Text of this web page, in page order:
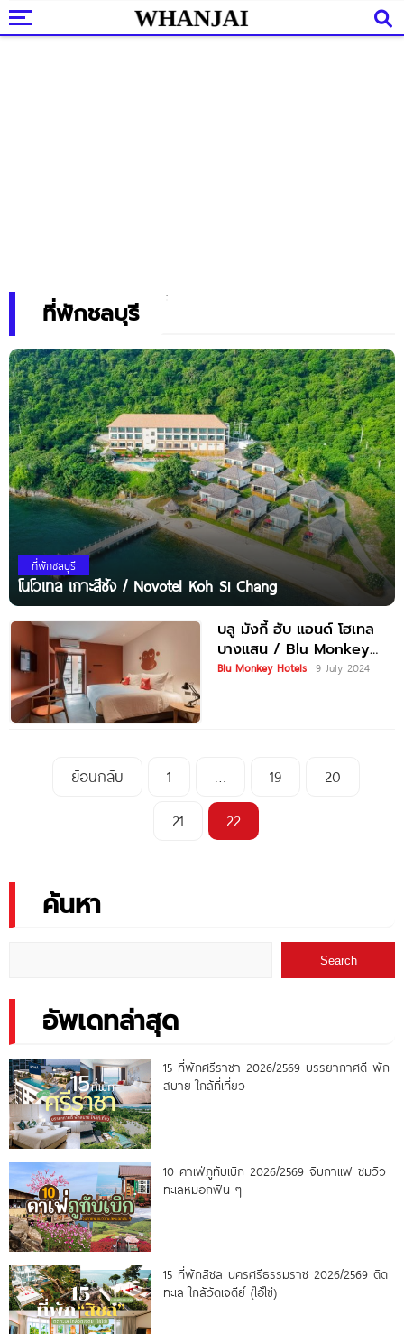
ที่พักชลบุรี
ที่พักชลบุรี
โนโวเทล เกาะสีชัง / Novotel Koh Si Chang
บลู มังกี้ ฮับ แอนด์ โฮเทล
บางแสน / Blu Monkey
Hub
Blu Monkey Hotels 9 July 2024
ย้อนกลับ 1 … 19
20
21
22
ค้นหา
Search
อัพเดทล่าสุด
15 ที่พักศรีราชา 2026/2569 บรรยากาศดี พัก
สบาย ใกล้ที่เที่ยว
10 คาเฟ่ภูทับเบิก 2026/2569 จิบกาแฟ ชมวิว
ทะเลหมอกฟิน ๆ
15 ที่พักสิชล นครศรีธรรมราช 2026/2569 ติด
ทะเล ใกล้วัดเจดีย์ (ไอ้ไข่)